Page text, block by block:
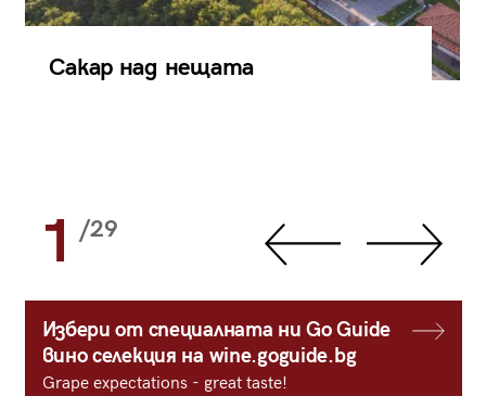
Сакар над нещата
1 /29
Избери от специалната ни Go Guide
вино селекция на wine.goguide.bg
Grape expectations - great taste!